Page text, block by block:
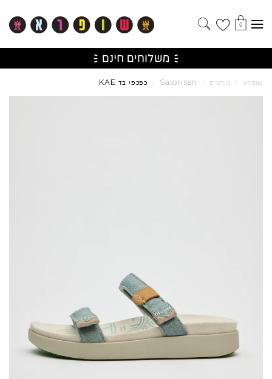
0
שופרא / מותגים /
Satorisan
/ כפכפי בד KAE